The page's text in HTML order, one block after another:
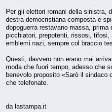
Per gli elettori romani della sinistra,
destra democristiana composta e
dopoguerra restavano massa,
picchiatori, prepotenti, rissosi, tifosi,
emblemi nazi, sempre col braccio
Questi, davvero non erano mai
moda che fuori tempo, adesso che
benevolo proposito «Sarò il sindaco
che telefonate.
da lastampa.it